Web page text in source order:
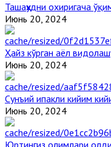
Ташаҳҳудни охиригача
Июнь 20, 2024
Ҳайз кўрган аёл
Июнь 20, 2024
Сунъий ипакли кийим
Июнь 20, 2024
Юртингиз олимлари